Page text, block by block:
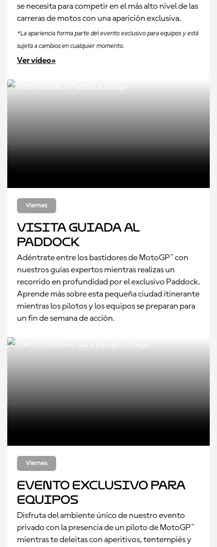
se necesita para competir en el más alto nivel de las
carreras de motos con una aparición exclusiva.
*La apariencia forma parte del evento exclusivo para equipos y está
sujeta a cambios en cualquier momento.
Ver vídeo»
Viernes
Visita Guiada al
Paddock
Adéntrate entre los bastidores de MotoGP™ con
nuestros guías expertos mientras realizas un
recorrido en profundidad por el exclusivo Paddock.
Aprende más sobre esta pequeña ciudad itinerante
mientras los pilotos y los equipos se preparan para
un fin de semana de acción.
Viernes
Evento Exclusivo para
Equipos
Disfruta del ambiente único de nuestro evento
privado con la presencia de un piloto de MotoGP™
mientras te deleitas con aperitivos, tentempiés y